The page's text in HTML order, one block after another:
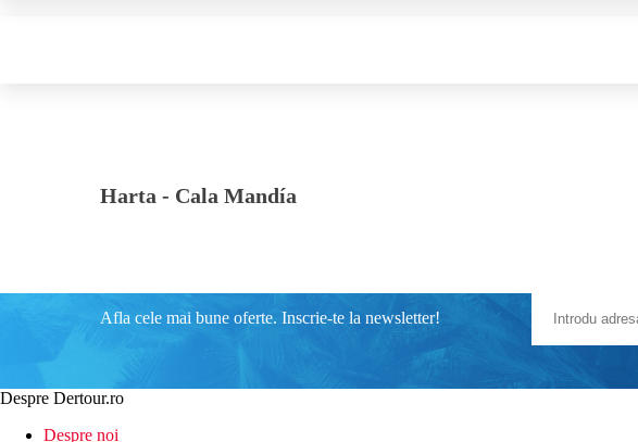
Harta - Cala Mandía
Afla cele mai bune oferte. Inscrie-te la newsletter!
Despre Dertour.ro
Despre noi